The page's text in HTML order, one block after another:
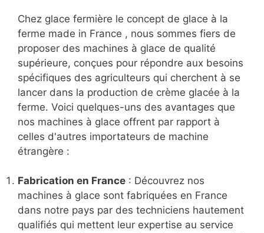
Chez glace fermière le concept de glace à la
ferme made in France , nous sommes fiers de
proposer des machines à glace de qualité
supérieure, conçues pour répondre aux besoins
spécifiques des agriculteurs qui cherchent à se
lancer dans la production de crème glacée à la
ferme. Voici quelques-uns des avantages que
nos machines à glace offrent par rapport à
celles d'autres importateurs de machine
étrangère :
Fabrication en France : Découvrez nos
machines à glace sont fabriquées en France
dans notre pays par des techniciens hautement
qualifiés qui mettent leur expertise au service